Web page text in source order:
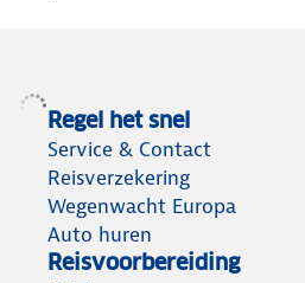
Regel het snel
Service & Contact
Reisverzekering
Wegenwacht Europa
Auto huren
Reisvoorbereiding